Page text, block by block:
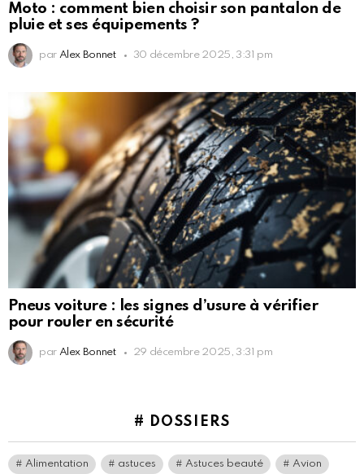
Moto : comment bien choisir son pantalon de
pluie et ses équipements ?
par Alex Bonnet 30 décembre 2025, 3:31 pm
Pneus voiture : les signes d’usure à vérifier
pour rouler en sécurité
par Alex Bonnet 29 décembre 2025, 3:31 pm
# DOSSIERS
Alimentation astuces Astuces beauté Avion